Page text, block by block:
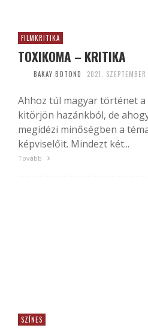
FILMKRITIKA
TOXIKOMA – KRITIKA
BAKAY BOTOND 2021.
Ahhoz túl magyar történet
kitörjön hazánkból, de
megidézi minőségben a
képviselőit. Mindezt két...
Tovább
SZÍNES